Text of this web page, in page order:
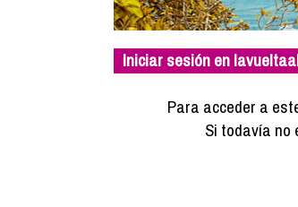
Iniciar sesión en
Para acceder a
Si todavía no